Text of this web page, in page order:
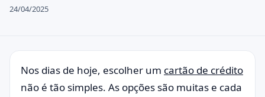
24/04/2025
Nos dias de hoje, escolher um cartão de crédito
não é tão simples. As opções são muitas e cada